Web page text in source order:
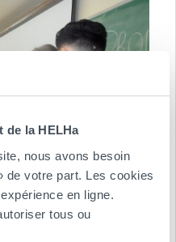
de la HELHa
nous avons besoin
de votre part. Les cookies
en ligne.
tous ou